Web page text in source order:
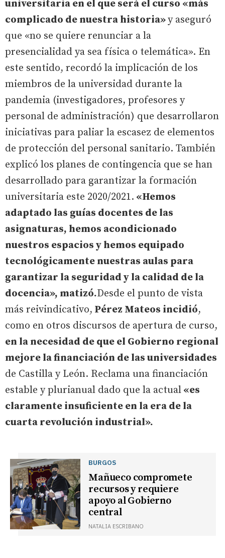
universitaria en el que será el curso «más
complicado de nuestra historia»y aseguró
que «no se quiere renunciar a la
presencialidad ya sea física o telemática». En
este sentido, recordó la implicación de los
miembros de la universidad durante la
pandemia (investigadores, profesores y
personal de administración) que desarrollaron
iniciativas para paliar la escasez de elementos
de protección del personal sanitario. También
explicó los planes de contingencia que se han
desarrollado para garantizar la formación
universitaria este 2020/2021. «Hemos
adaptado las guías docentes de las
asignaturas, hemos acondicionado
nuestros espacios y hemos equipado
tecnológicamente nuestras aulas para
garantizar la seguridad y la calidad de la
docencia», matizó.Desde el punto de vista
más reivindicativo, Pérez Mateos incidió,
como en otros discursos de apertura de curso,
en la necesidad de que el Gobierno regional
mejore la financiación de las universidades
de Castilla y León. Reclama una financiación
estable y plurianual dado que la actual «es
claramente insuficiente en la era de la
cuarta revolución industrial».
BURGOS
Mañueco compromete
recursos y requiere
apoyo al Gobierno
central
NATALIA ESCRIBANO